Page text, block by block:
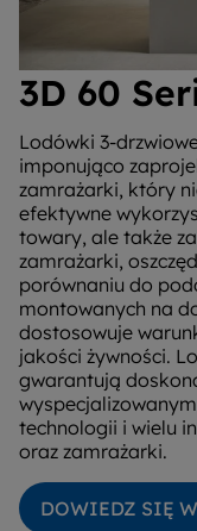
3D 60
Lodówki 3-
imponująco
zamrażarki, który
efektywne
towary, ale także
zamrażarki,
porównaniu do
montowanych na
dostosowuje
jakości żywności.
gwarantują
technologii i wielu
oraz zamrażarki.
DOWIEDZ SIĘ